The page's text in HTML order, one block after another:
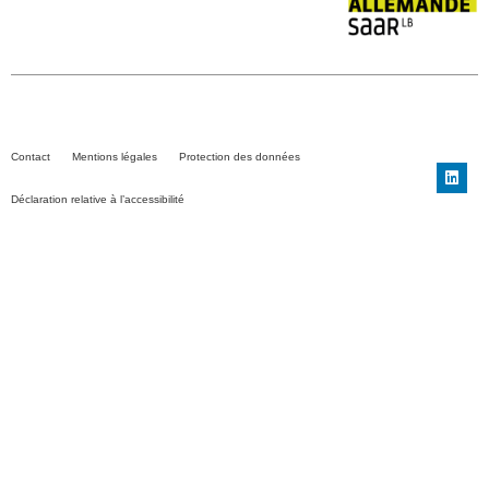
Contact Mentions légales Protection des données
Déclaration relative à l’accessibilité